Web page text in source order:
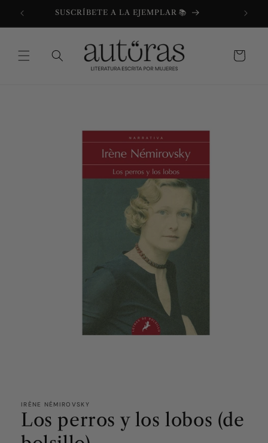
directamenteSUSCRÍBETE A LA EJEMPLAR 📚
Carrito
IRÈNE NÉMIROVSKY
Los perros y los lobos (de